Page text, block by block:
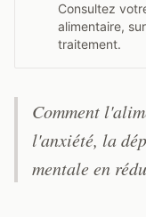
Consultez
alimentaire,
traitement.
Comment
l'anxiété, la
mentale en